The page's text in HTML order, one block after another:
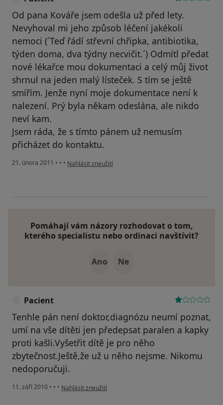
Od pana Kováře jsem odešla už před lety.
Nevyhoval mi jeho způsob léčení jakékoli
nemoci (´Teď řádí střevní chřipka, antibiotika,
týden doma, dva týdny necvičit.´) Odmítl předat
nové lékařce mou dokumentaci a celý můj život
shrnul na jeden malý lísteček. S tím se ještě
smířím. Jenže nyní moje dokumentace není k
nalezení. Prý byla někam odeslána, ale nikdo
neví kam.
Jsem ráda, že s tímto pánem už nemusím
přicházet do kontaktu.
21. února 2011 • • • podle názoru uživatele Pacient
Nahlásit zneužití
Pomáhají vám názory rozhodovat o tom,
kterého specialistu nebo ordinaci navštívit?
Ano Ne
Pacient
Tenhle pán není doktor,diagnózu neumí poznat,
umí na vše dítěti jen předepsat paralen a kapky
proti kašli.Vyšetřit dítě je pro něho
zbytečnost.Ještě,že už u něho nejsme. Nikomu
nedoporučuji.
11. září 2010 • • • podle názoru uživatele Pacient
Nahlásit zneužití